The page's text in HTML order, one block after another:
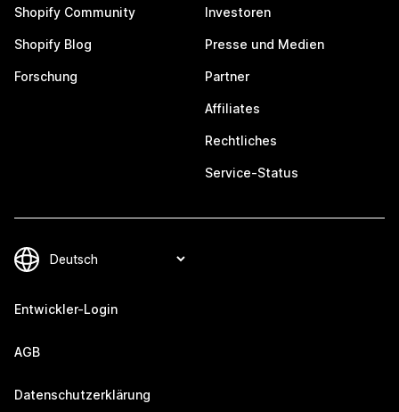
Shopify Community
Shopify Blog
Forschung
Investoren
Presse und Medien
Partner
Affiliates
Rechtliches
Service-Status
Entwickler-Login
AGB
Datenschutzerklärung